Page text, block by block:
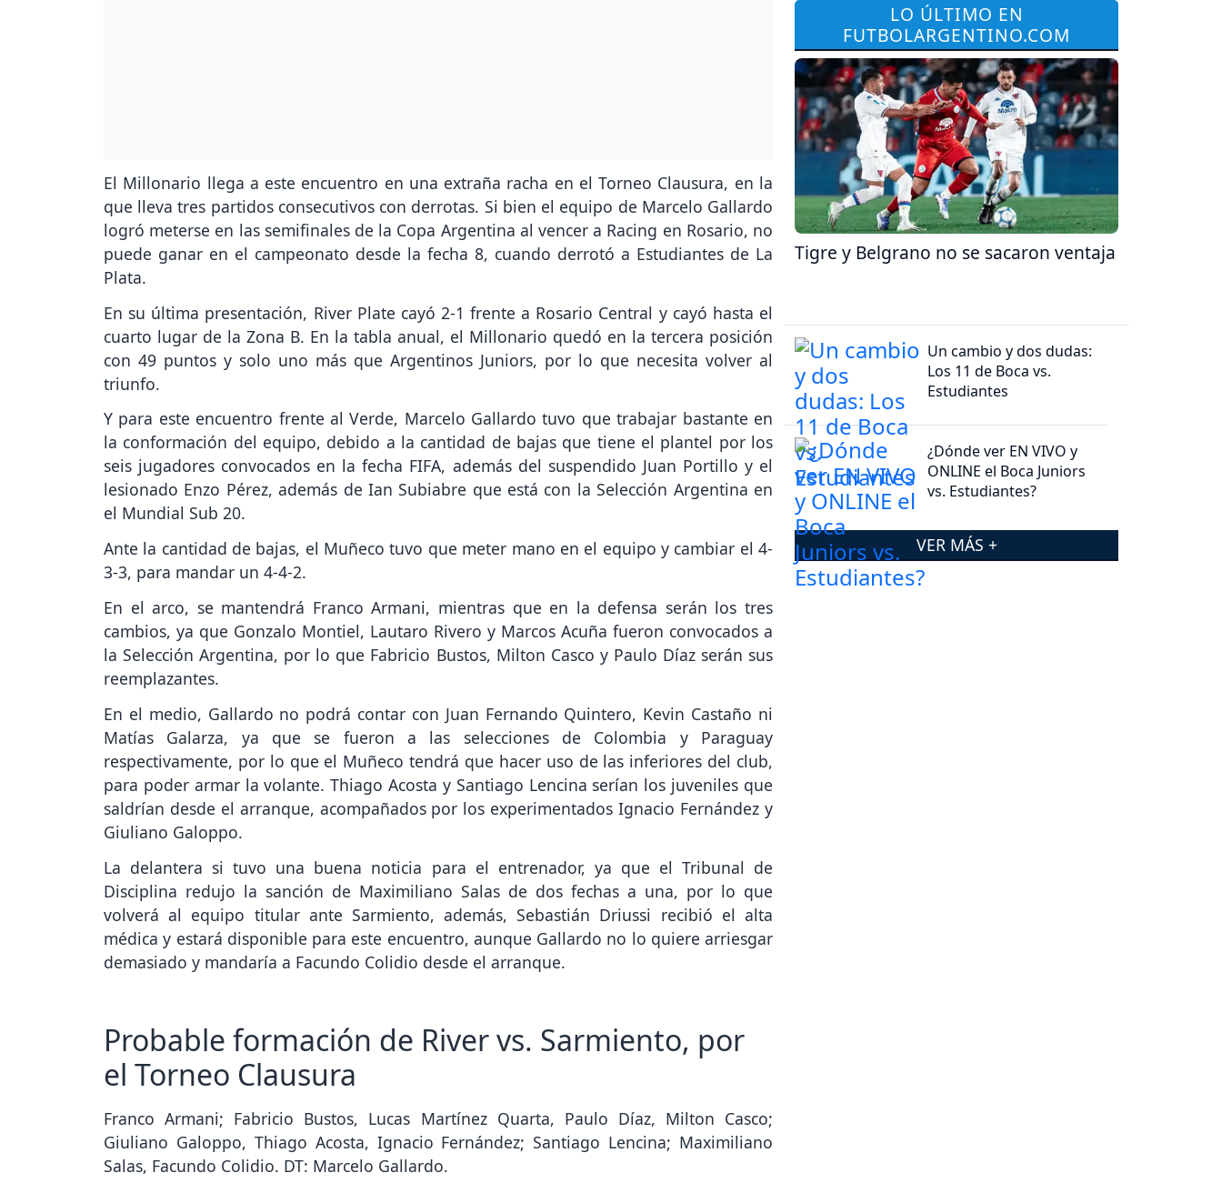
El Millonario llega a este encuentro en una extraña racha en el Torneo Clausura, en la
que lleva tres partidos consecutivos con derrotas. Si bien el equipo de Marcelo Gallardo
logró meterse en las semifinales de la Copa Argentina al vencer a Racing en Rosario, no
puede ganar en el campeonato desde la fecha 8, cuando derrotó a Estudiantes de La
Plata.
En su última presentación, River Plate cayó 2-1 frente a Rosario Central y cayó hasta el
cuarto lugar de la Zona B. En la tabla anual, el Millonario quedó en la tercera posición
con 49 puntos y solo uno más que Argentinos Juniors, por lo que necesita volver al
triunfo.
Y para este encuentro frente al Verde, Marcelo Gallardo tuvo que trabajar bastante en
la conformación del equipo, debido a la cantidad de bajas que tiene el plantel por los
seis jugadores convocados en la fecha FIFA, además del suspendido Juan Portillo y el
lesionado Enzo Pérez, además de Ian Subiabre que está con la Selección Argentina en
el Mundial Sub 20.
Ante la cantidad de bajas, el Muñeco tuvo que meter mano en el equipo y cambiar el 4-
3-3, para mandar un 4-4-2.
En el arco, se mantendrá Franco Armani, mientras que en la defensa serán los tres
cambios, ya que Gonzalo Montiel, Lautaro Rivero y Marcos Acuña fueron convocados a
la Selección Argentina, por lo que Fabricio Bustos, Milton Casco y Paulo Díaz serán sus
reemplazantes.
En el medio, Gallardo no podrá contar con Juan Fernando Quintero, Kevin Castaño ni
Matías Galarza, ya que se fueron a las selecciones de Colombia y Paraguay
respectivamente, por lo que el Muñeco tendrá que hacer uso de las inferiores del club,
para poder armar la volante. Thiago Acosta y Santiago Lencina serían los juveniles que
saldrían desde el arranque, acompañados por los experimentados Ignacio Fernández y
Giuliano Galoppo.
La delantera si tuvo una buena noticia para el entrenador, ya que el Tribunal de
Disciplina redujo la sanción de Maximiliano Salas de dos fechas a una, por lo que
volverá al equipo titular ante Sarmiento, además, Sebastián Driussi recibió el alta
médica y estará disponible para este encuentro, aunque Gallardo no lo quiere arriesgar
demasiado y mandaría a Facundo Colidio desde el arranque.
Probable formación de River vs. Sarmiento, por
el Torneo Clausura
Franco Armani; Fabricio Bustos, Lucas Martínez Quarta, Paulo Díaz, Milton Casco;
Giuliano Galoppo, Thiago Acosta, Ignacio Fernández; Santiago Lencina; Maximiliano
Salas, Facundo Colidio. DT: Marcelo Gallardo.
LO ÚLTIMO EN
FUTBOLARGENTINO.COM
Tigre y Belgrano no se sacaron ventaja
Un cambio y dos dudas:
Los 11 de Boca vs.
Estudiantes
¿Dónde ver EN VIVO y
ONLINE el Boca Juniors
vs. Estudiantes?
VER MÁS +